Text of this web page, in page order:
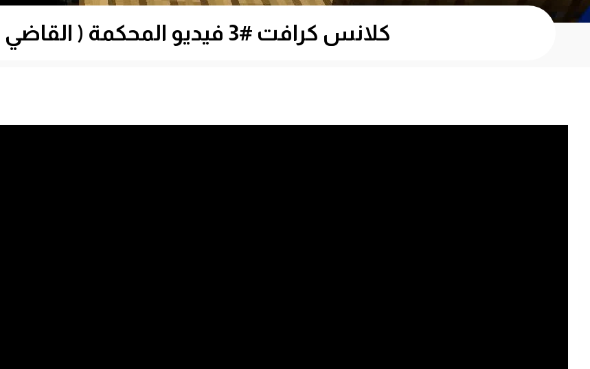
كلانس كرافت #3 فيديو المحكمة ( القاضي الغير عادل ) 😠